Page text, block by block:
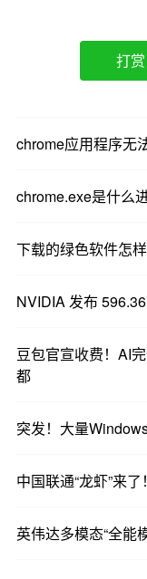
打赏
chrome应用程序无
chrome.exe是什么
下载的绿色软件怎
NVIDIA 发布
豆包官宣收费！AI
都
突发！大量
中国联通“龙虾”来
英伟达多模态“全能